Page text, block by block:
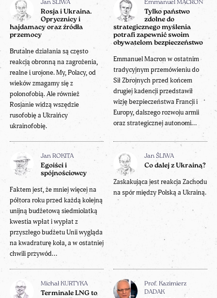
Jan ŚLIWA
Rosja i Ukraina.
Oprycznicy i
hajdamacy oraz źródła
przemocy
Brutalne działania są często
reakcją obronną na zagrożenia,
realne i urojone. My, Polacy, od
wieków zmagamy się z
polonofobią. Ale również
Rosjanie widzą wszędzie
rusofobię a Ukraińcy
ukrainofobię.
Emmanuel MACRON
Tylko państwo
zdolne do
strategicznego myślenia
potrafi zapewnić swoim
obywatelom bezpieczeństwo
Emmanuel Macron w ostatnim
tradycyjnym przemówieniu do
Sił Zbrojnych przed końcem
drugiej kadencji przedstawił
wizję bezpieczeństwa Francji i
Europy, dalszego rozwoju armii
oraz strategicznej autonomi...
Jan ROKITA
Egoiści i
spójnościowcy
Faktem jest, że mniej więcej na
półtora roku przed każdą kolejną
unijną budżetową siedmiolatką
kwestia wpłat i wypłat z
przyszłego budżetu Unii wygląda
na kwadraturę koła, a w ostatniej
chwili przywód...
Jan ŚLIWA
Co dalej z Ukrainą?
Zaskakująca jest reakcja Zachodu
na spór między Polską a Ukrainą.
Michał KURTYKA
Terminale LNG to
Prof. Kazimierz
DADAK